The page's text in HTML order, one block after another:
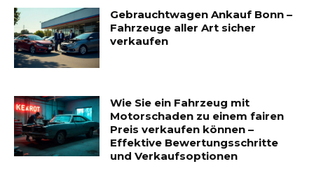
Gebrauchtwagen Ankauf Bonn –
Fahrzeuge aller Art sicher
verkaufen
Wie Sie ein Fahrzeug mit
Motorschaden zu einem fairen
Preis verkaufen können –
Effektive Bewertungsschritte
und Verkaufsoptionen